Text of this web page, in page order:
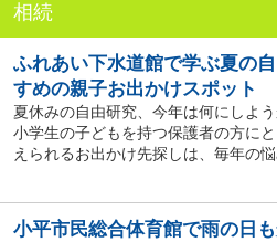
相続
ふれあい下水道館で学ぶ夏の
すめの親子お出かけスポット
夏休みの自由研究、今年は何にしよ
小学生の子どもを持つ保護者の方に
えられるお出かけ先探しは、毎年の悩
小平市民総合体育館で雨の日